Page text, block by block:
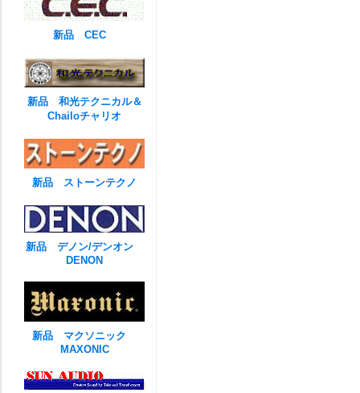
新品 CEC
新品 和光テクニカル＆
Chailoチャリオ
新品 ストーンテクノ
新品 デノン/デンオン
DENON
新品 マクソニック
MAXONIC